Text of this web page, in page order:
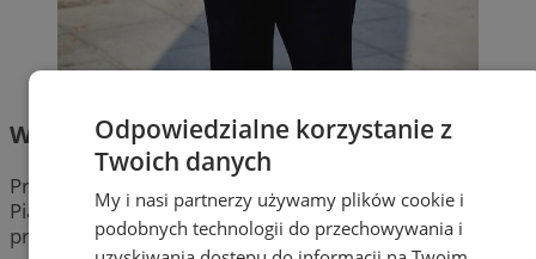
Waldemar Socha– Prezydent Miasta
Prezydentem miasta Żory jest Waldemar Socha
Piastuje ten urząd od 1998 roku. Prezydent Miasta
przyjmuje strony w poniedziałki 15:00 – 17:00
Odpowiedzialne korzystanie z
Twoich danych
My i nasi partnerzy używamy plików cookie i
podobnych technologii do przechowywania i